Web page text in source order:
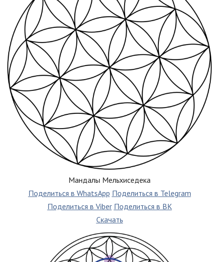
Мандалы Мельхиседека
Поделиться в WhatsApp Поделиться в Telegram
Поделиться в Viber Поделиться в ВК
Скачать